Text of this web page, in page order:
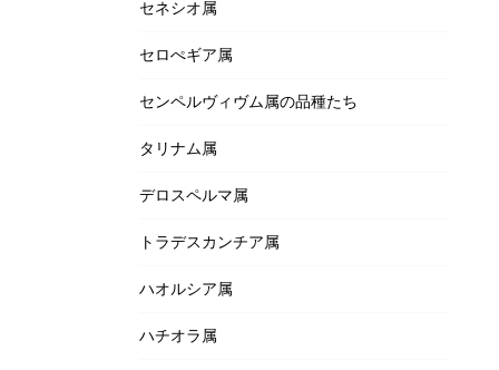
セネシオ属
セロぺギア属
センペルヴィヴム属の品種たち
タリナム属
デロスペルマ属
トラデスカンチア属
ハオルシア属
ハチオラ属